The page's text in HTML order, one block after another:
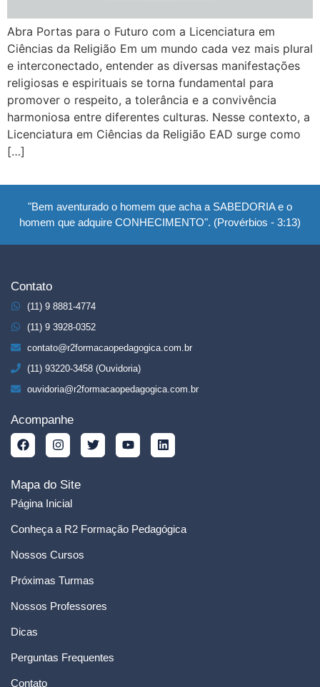
Abra Portas para o Futuro com a Licenciatura em
Ciências da Religião Em um mundo cada vez mais plural
e interconectado, entender as diversas manifestações
religiosas e espirituais se torna fundamental para
promover o respeito, a tolerância e a convivência
harmoniosa entre diferentes culturas. Nesse contexto, a
Licenciatura em Ciências da Religião EAD surge como
[…]
"Bem aventurado o homem que acha a SABEDORIA e o
homem que adquire CONHECIMENTO". (Provérbios - 3:13)
Contato
(11) 9 8881-4774
(11) 9 3928-0352
contato@r2formacaopedagogica.com.br
(11) 93220-3458 (Ouvidoria)
ouvidoria@r2formacaopedagogica.com.br
Acompanhe
Mapa do Site
Página Inicial
Conheça a R2 Formação Pedagógica
Nossos Cursos
Próximas Turmas
Nossos Professores
Dicas
Perguntas Frequentes
Contato